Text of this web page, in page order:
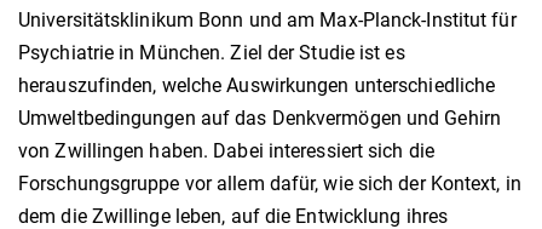
Universitätsklinikum Bonn und am Max-Planck-Institut für
Psychiatrie in München. Ziel der Studie ist es
herauszufinden, welche Auswirkungen unterschiedliche
Umweltbedingungen auf das Denkvermögen und Gehirn
von Zwillingen haben. Dabei interessiert sich die
Forschungsgruppe vor allem dafür, wie sich der Kontext, in
dem die Zwillinge leben, auf die Entwicklung ihres